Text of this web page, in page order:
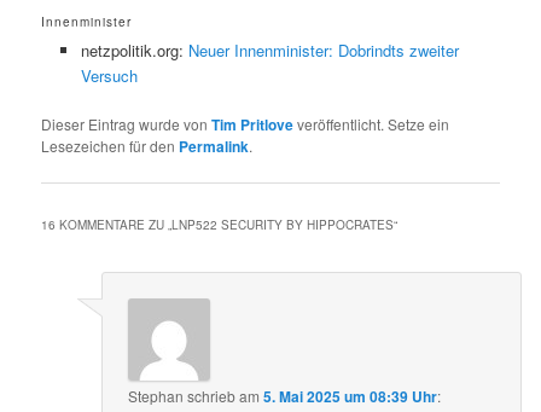
Innenminister
netzpolitik.org: Neuer Innenminister: Dobrindts zweiter
Versuch
Dieser Eintrag wurde vonTim Pritloveveröffentlicht. Setze ein
Lesezeichen für den Permalink.
16 KOMMENTARE ZU „LNP522 SECURITY BY HIPPOCRATES“
Stephan schriebam5. Mai 2025 um 08:39 Uhr: